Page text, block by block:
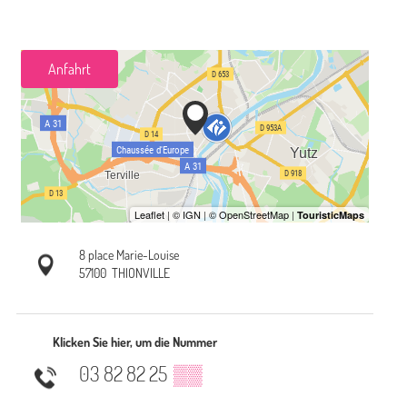
Anfahrt
8 place Marie-Louise
57100 THIONVILLE
Klicken Sie hier, um die Nummer
03 82 82 25 ▒▒